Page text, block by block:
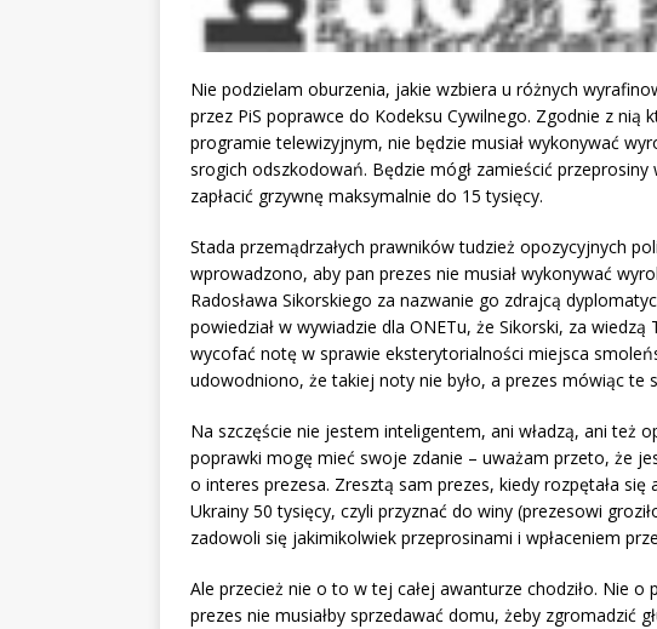
Nie podzielam oburzenia, jakie wzbiera u różnych
przez PiS poprawce do Kodeksu Cywilnego. Zgodnie z nią
programie telewizyjnym, nie będzie musiał wykonywać
srogich odszkodowań. Będzie mógł zamieścić
zapłacić grzywnę maksymalnie do 15 tysięcy.
Stada przemądrzałych prawników tudzież opozycyjnych
wprowadzono, aby pan prezes nie musiał wykonywać
Radosława Sikorskiego za nazwanie go zdrajcą
powiedział w wywiadzie dla ONETu, że Sikorski, za
wycofać notę w sprawie eksterytorialności miejsca
udowodniono, że takiej noty nie było, a prezes mówiąc te
Na szczęście nie jestem inteligentem, ani władzą, ani też
poprawki mogę mieć swoje zdanie – uważam przeto, że
o interes prezesa. Zresztą sam prezes, kiedy rozpętała się
Ukrainy 50 tysięcy, czyli przyznać do winy (prezesowi
zadowoli się jakimikolwiek przeprosinami i wpłaceniem
Ale przecież nie o to w tej całej awanturze chodziło. Nie o
prezes nie musiałby sprzedawać domu, żeby zgromadzić